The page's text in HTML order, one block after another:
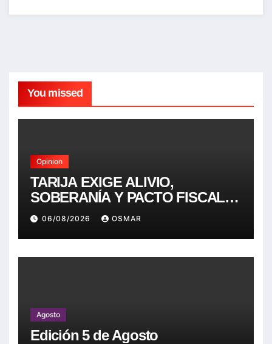
You missed
Opinion
TARIJA EXIGE ALIVIO,
SOBERANÍA Y PACTO FISCAL.
NADA MENOS.
06/08/2026 OSMAR
Agosto
Edición 5 de Agosto